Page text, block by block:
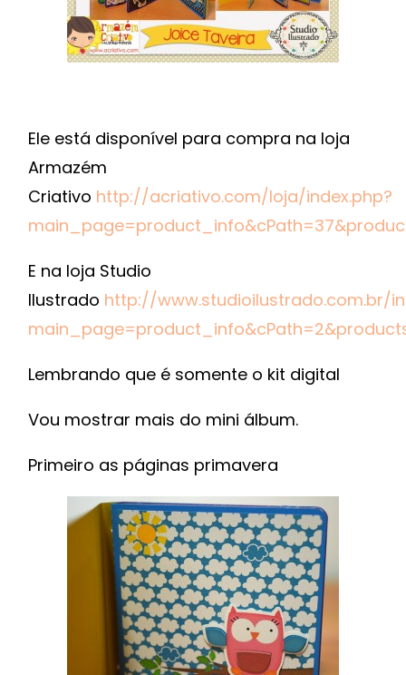
CORTE
Ele está disponível para compra na loja
Armazém
Criativo http://acriativo.com/loja/index.php?
E na loja Studio
Ilustrado http://www.studioilustrado.com.br/
Lembrando que é somente o kit digital
Vou mostrar mais do mini álbum.
Primeiro as páginas primavera